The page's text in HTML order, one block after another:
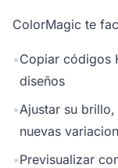
ColorMagic te
•Copiar códigos
diseños
•Ajustar su
nuevas
•Previsualizar